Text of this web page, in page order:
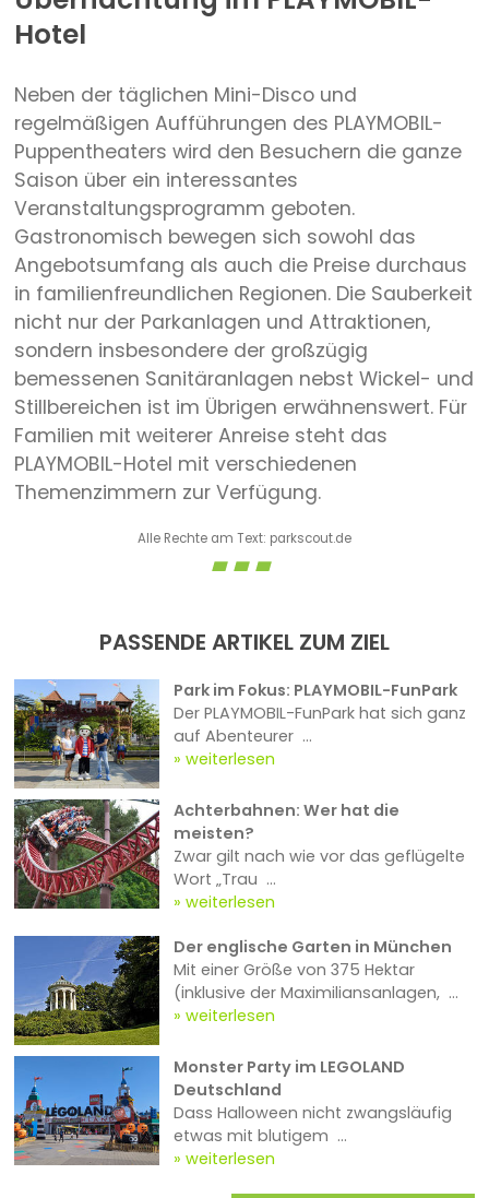
Hotel
Neben der täglichen Mini-Disco und
regelmäßigen Aufführungen des PLAYMOBIL-
Puppentheaters wird den Besuchern die ganze
Saison über ein interessantes
Veranstaltungsprogramm geboten.
Gastronomisch bewegen sich sowohl das
Angebotsumfang als auch die Preise durchaus
in familienfreundlichen Regionen. Die Sauberkeit
nicht nur der Parkanlagen und Attraktionen,
sondern insbesondere der großzügig
bemessenen Sanitäranlagen nebst Wickel- und
Stillbereichen ist im Übrigen erwähnenswert. Für
Familien mit weiterer Anreise steht das
PLAYMOBIL-Hotel mit verschiedenen
Themenzimmern zur Verfügung.
Alle Rechte am Text: parkscout.de
PASSENDE ARTIKEL ZUM ZIEL
Park im Fokus: PLAYMOBIL-FunPark
Der PLAYMOBIL-FunPark hat sich ganz
auf Abenteurer ...
weiterlesen
Achterbahnen: Wer hat die
meisten?
Zwar gilt nach wie vor das geflügelte
Wort „Trau ...
weiterlesen
Der englische Garten in München
Mit einer Größe von 375 Hektar
(inklusive der Maximiliansanlagen, ...
weiterlesen
Monster Party im LEGOLAND
Deutschland
Dass Halloween nicht zwangsläufig
etwas mit blutigem ...
weiterlesen